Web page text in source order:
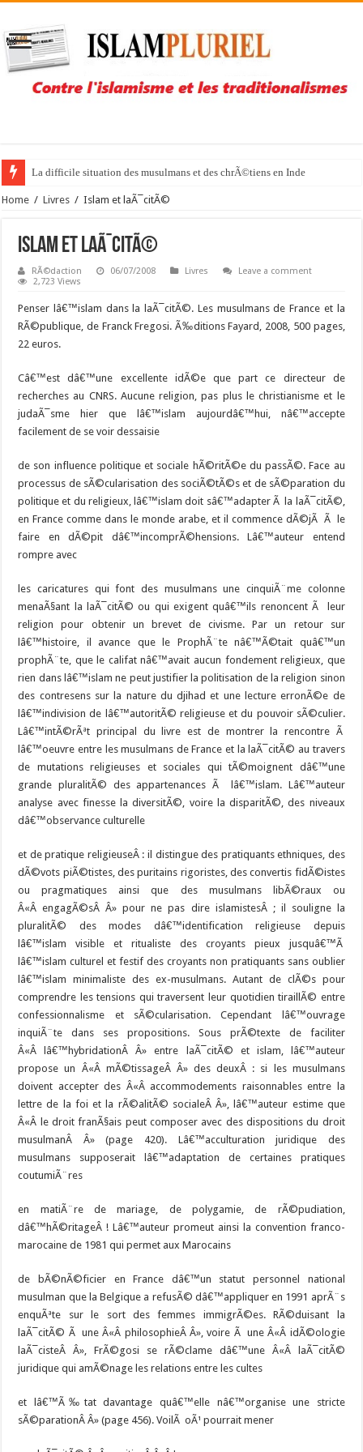
La difficile situation des musulmans et des chrÃ©tiens en Inde
Home / Livres / Islam et laÃ¯citÃ©
Islam et laÃ¯citÃ©
RÃ©daction 06/07/2008 Livres
Leave a comment
2,723 Views
Penser lâ€™islam dans la laÃ¯citÃ©. Les musulmans de France et la
RÃ©publique, de Franck Fregosi. Ã‰ditions Fayard, 2008, 500 pages,
22 euros.
Câ€™est dâ€™une excellente idÃ©e que part ce directeur de
recherches au CNRS. Aucune religion, pas plus le christianisme et le
judaÃ¯sme hier que lâ€™islam aujourdâ€™hui, nâ€™accepte
facilement de se voir dessaisie
de son influence politique et sociale hÃ©ritÃ©e du passÃ©. Face au
processus de sÃ©cularisation des sociÃ©tÃ©s et de sÃ©paration du
politique et du religieux, lâ€™islam doit sâ€™adapter Ã la laÃ¯citÃ©,
en France comme dans le monde arabe, et il commence dÃ©jÃ Ã le
faire en dÃ©pit dâ€™incomprÃ©hensions. Lâ€™auteur entend
rompre avec
les caricatures qui font des musulmans une cinquiÃ¨me colonne
menaÃ§ant la laÃ¯citÃ© ou qui exigent quâ€™ils renoncent Ã leur
religion pour obtenir un brevet de civisme. Par un retour sur
lâ€™histoire, il avance que le ProphÃ¨te nâ€™Ã©tait quâ€™un
prophÃ¨te, que le califat nâ€™avait aucun fondement religieux, que
rien dans lâ€™islam ne peut justifier la politisation de la religion sinon
des contresens sur la nature du djihad et une lecture erronÃ©e de
lâ€™indivision de lâ€™autoritÃ© religieuse et du pouvoir sÃ©culier.
Lâ€™intÃ©rÃªt principal du livre est de montrer la rencontre Ã
lâ€™oeuvre entre les musulmans de France et la laÃ¯citÃ© au travers
de mutations religieuses et sociales qui tÃ©moignent dâ€™une
grande pluralitÃ© des appartenances Ã lâ€™islam. Lâ€™auteur
analyse avec finesse la diversitÃ©, voire la disparitÃ©, des niveaux
dâ€™observance culturelle
et de pratique religieuseÂ : il distingue des pratiquants ethniques, des
dÃ©vots piÃ©tistes, des puritains rigoristes, des convertis fidÃ©istes
ou pragmatiques ainsi que des musulmans libÃ©raux ou
Â«Â engagÃ©sÂ Â» pour ne pas dire islamistesÂ ; il souligne la
pluralitÃ© des modes dâ€™identification religieuse depuis
lâ€™islam visible et ritualiste des croyants pieux jusquâ€™Ã
lâ€™islam culturel et festif des croyants non pratiquants sans oublier
lâ€™islam minimaliste des ex-musulmans. Autant de clÃ©s pour
comprendre les tensions qui traversent leur quotidien tiraillÃ© entre
confessionnalisme et sÃ©cularisation. Cependant lâ€™ouvrage
inquiÃ¨te dans ses propositions. Sous prÃ©texte de faciliter
Â«Â lâ€™hybridationÂ Â» entre laÃ¯citÃ© et islam, lâ€™auteur
propose un Â«Â mÃ©tissageÂ Â» des deuxÂ : si les musulmans
doivent accepter des Â«Â accommodements raisonnables entre la
lettre de la foi et la rÃ©alitÃ© socialeÂ Â», lâ€™auteur estime que
Â«Â le droit franÃ§ais peut composer avec des dispositions du droit
musulmanÂ Â» (page 420). Lâ€™acculturation juridique des
musulmans supposerait lâ€™adaptation de certaines pratiques
coutumiÃ¨res
en matiÃ¨re de mariage, de polygamie, de rÃ©pudiation,
dâ€™hÃ©ritageÂ ! Lâ€™auteur promeut ainsi la convention franco-
marocaine de 1981 qui permet aux Marocains
de bÃ©nÃ©ficier en France dâ€™un statut personnel national
musulman que la Belgique a refusÃ© dâ€™appliquer en 1991 aprÃ¨s
enquÃªte sur le sort des femmes immigrÃ©es. RÃ©duisant la
laÃ¯citÃ© Ã une Â«Â philosophieÂ Â», voire Ã une Â«Â idÃ©ologie
laÃ¯cisteÂ Â», FrÃ©gosi se rÃ©clame dâ€™une Â«Â laÃ¯citÃ©
juridique qui amÃ©nage les relations entre les cultes
et lâ€™Ã‰tat davantage quâ€™elle nâ€™organise une stricte
sÃ©parationÂ Â» (page 456). VoilÃ oÃ¹ pourrait mener